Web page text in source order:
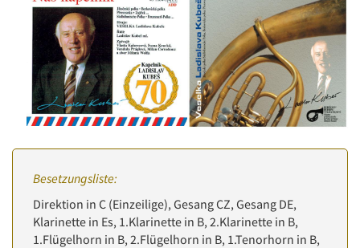
Besetzungsliste:
Direktion in C (Einzeilige), Gesang CZ, Gesang DE,
Klarinette in Es, 1.Klarinette in B, 2.Klarinette in B,
1.Flügelhorn in B, 2.Flügelhorn in B, 1.Tenorhorn in B,